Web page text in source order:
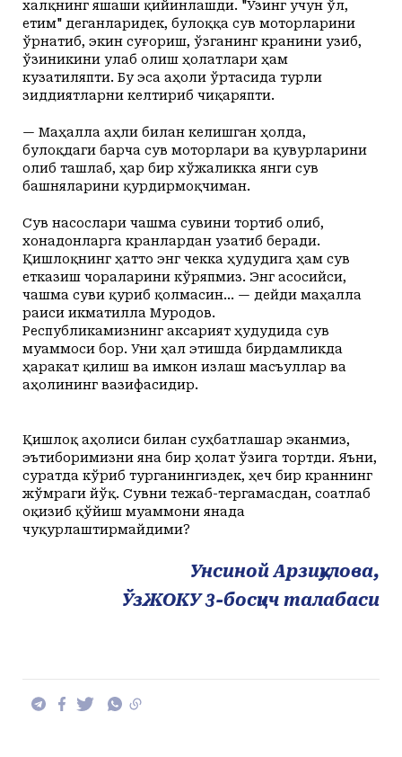
халқнинг яшаши қийинлашди. "Ўзинг учун ўл,
етим" деганларидек, булоққа сув моторларини
ўрнатиб, экин суғориш, ўзганинг кранини узиб,
ўзиникини улаб олиш ҳолатлари ҳам
кузатиляпти. Бу эса аҳоли ўртасида турли
зиддиятларни келтириб чиқаряпти.
— Маҳалла аҳли билан келишган ҳолда,
булоқдаги барча сув моторлари ва қувурларини
олиб ташлаб, ҳар бир хўжаликка янги сув
башняларини қурдирмоқчиман.
Сув насослари чашма сувини тортиб олиб,
хонадонларга кранлардан узатиб беради.
Қишлоқнинг ҳатто энг чекка ҳудудига ҳам сув
етказиш чораларини кўряпмиз. Энг асосийси,
чашма суви қуриб қолмасин... — дейди маҳалла
раиси Ҳикматилла Муродов.
Республикамизнинг аксарият ҳудудида сув
муаммоси бор. Уни ҳал этишда бирдамликда
ҳаракат қилиш ва имкон излаш масъуллар ва
аҳолининг вазифасидир.
Қишлоқ аҳолиси билан суҳбатлашар эканмиз,
эътиборимизни яна бир ҳолат ўзига тортди. Яъни,
суратда кўриб турганингиздек, ҳеч бир краннинг
жўмраги йўқ. Сувни тежаб-тергамасдан, соатлаб
оқизиб қўйиш муаммони янада
чуқурлаштирмайдими?
Унсиной Арзиқулова,
ЎзЖОКУ 3-босқич талабаси